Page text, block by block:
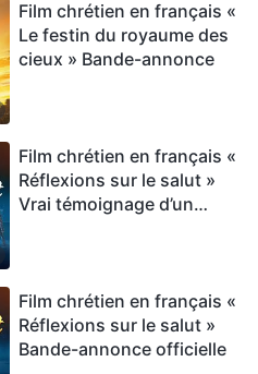
Film chrétien en français «
Le festin du royaume des
cieux » Bande-annonce
Film chrétien en français «
Réflexions sur le salut »
Vrai témoignage d’un
Film chrétien en français «
Réflexions sur le salut »
Bande-annonce officielle